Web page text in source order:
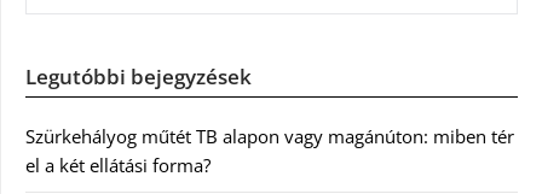
Legutóbbi bejegyzések
Szürkehályog műtét TB alapon vagy magánúton: miben tér
el a két ellátási forma?